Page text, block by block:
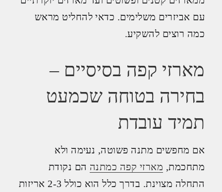
עם אביזרים משלימים. כדאי להחליט מראש
כמה רוצים להשקיע.
מארזי קפה בסיסיים –
בחירה בטוחה שכמעט
תמיד עובדת
אם מחפשים מתנה פשוטה, נעימה ולא
מתחכמת,מארזי קפה כמתנההם נקודת
התחלה מצוינת. בדרך כלל הוא כולל 2-3 אריזות